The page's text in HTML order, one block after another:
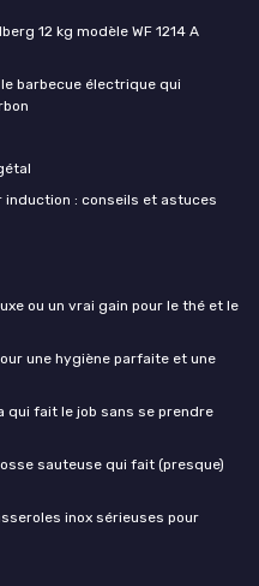
12 kg modèle WF 1214 A
le barbecue électrique qui
induction : conseils et astuces
ou un vrai gain pour le thé et le
une hygiène parfaite et une
qui fait le job sans se prendre
sauteuse qui fait (presque)
inox sérieuses pour